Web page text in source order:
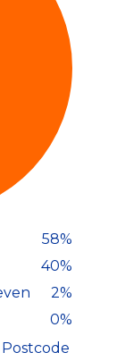
58%
40%
2%
0%